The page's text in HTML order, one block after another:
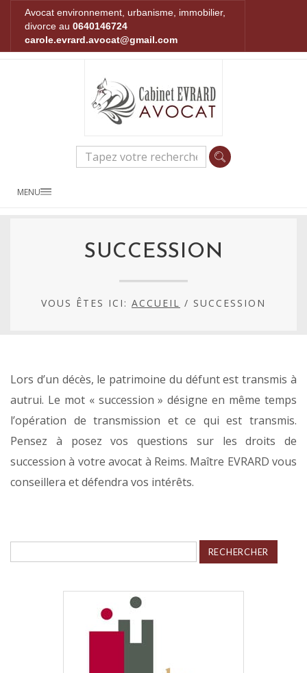
Avocat environnement, urbanisme, immobilier,
divorce au 0640146724
carole.evrard.avocat@gmail.com
MENU
SUCCESSION
VOUS ÊTES ICI: ACCUEIL / SUCCESSION
Lors d’un décès, le patrimoine du défunt est transmis à
autrui. Le mot « succession » désigne en même temps
l’opération de transmission et ce qui est transmis.
Pensez à posez vos questions sur les droits de
succession à votre avocat à Reims. Maître EVRARD vous
conseillera et défendra vos intérêts.
Rechercher :